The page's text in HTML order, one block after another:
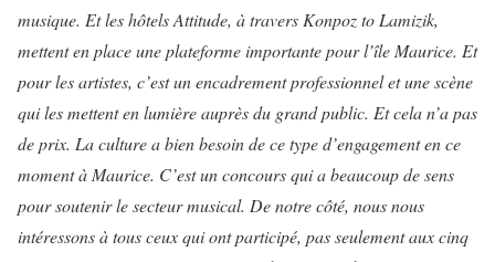
musique. Et les hôtels Attitude, à travers Konpoz to Lamizik,
mettent en place une plateforme importante pour l’île Maurice. Et
pour les artistes, c’est un encadrement professionnel et une scène
qui les mettent en lumière auprès du grand public. Et cela n’a pas
de prix. La culture a bien besoin de ce type d’engagement en ce
moment à Maurice. C’est un concours qui a beaucoup de sens
pour soutenir le secteur musical. De notre côté, nous nous
intéressons à tous ceux qui ont participé, pas seulement aux cinq